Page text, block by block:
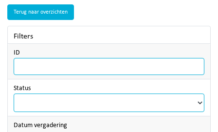
Terug naar overzichten
Filters
ID
Status
Datum vergadering